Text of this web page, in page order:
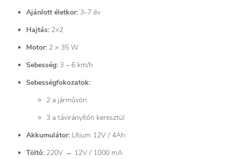
Ajánlott életkor: 3–7 év
Hajtás: 2×2
Motor: 2 × 35 W
Sebesség: 3 – 6 km/h
Sebességfokozatok:
2 a járművön
3 a távirányítón keresztül
Akkumulátor: Lítium 12V / 4Ah
Töltő: 220V → 12V / 1000 mA